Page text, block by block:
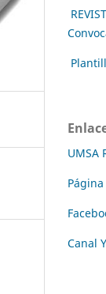
UMSA
Canal